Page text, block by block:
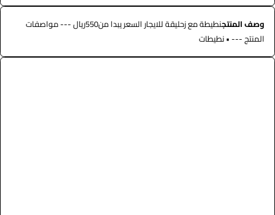
وصف المنتج
نطيطة مع زحليقة للايجار السعر يبدا من550ريال --- مواصفات
المنتج --- • نطيطات